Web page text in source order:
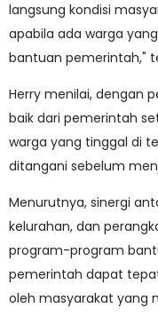
langsung kondisi
apabila ada warga
bantuan pemerintah,"
Herry menilai, dengan
baik dari pemerintah
warga yang tinggal di
ditangani sebelum
Menurutnya, sinergi
kelurahan, dan
program-program
pemerintah dapat
oleh masyarakat yang